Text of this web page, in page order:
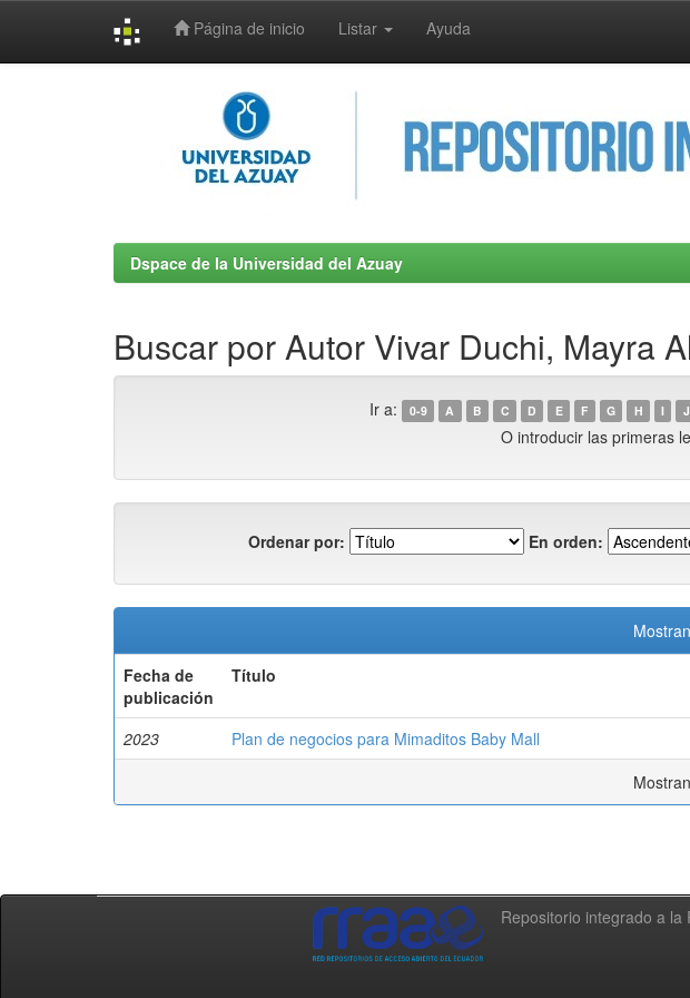
Página de inicio Listar Ayuda
Dspace de la Universidad del Azuay
Buscar por Autor Vivar Duchi, Mayra
Ir a: 0-9 A B C D E F G H I J
O introducir las primeras
Ordenar por: En orden:
Fecha de
publicación
Título
2023 Plan de negocios para Mimaditos Baby Mall
Repositorio integrado a la